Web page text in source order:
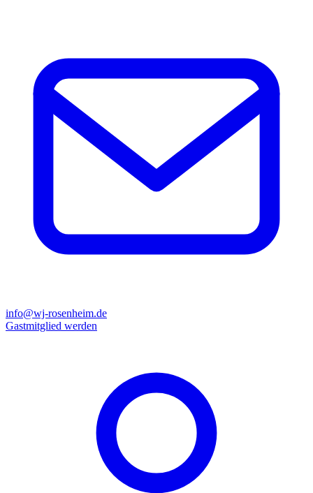
info@wj-rosenheim.de
Gastmitglied werden